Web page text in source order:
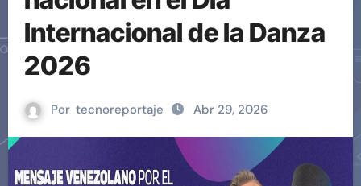
Internacional de la Danza
2026
Por tecnoreportaje Abr 29, 2026